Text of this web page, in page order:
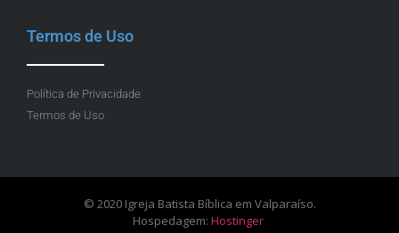
Termos de Uso
Política de Privacidade
Termos de Uso
© 2020 Igreja Batista Bíblica em Valparaíso.
Hospedagem: Hostinger